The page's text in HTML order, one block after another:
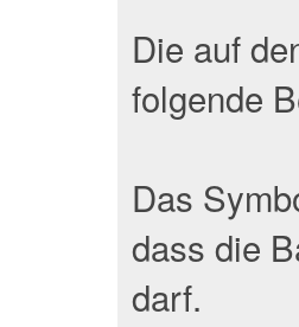
Die auf
folgende
Das
dass die
darf.